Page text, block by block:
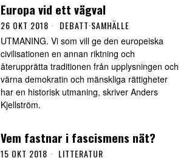
Europa vid ett vägval
26 OKT 2018 DEBATT·SAMHÄLLE
UTMANING. Vi som vill ge den europeiska
civilisationen en annan riktning och
återupprätta traditionen från upplysningen och
värna demokratin och mänskliga rättigheter
har en historisk utmaning, skriver Anders
Kjellström.
Vem fastnar i fascismens nät?
15 OKT 2018 LITTERATUR